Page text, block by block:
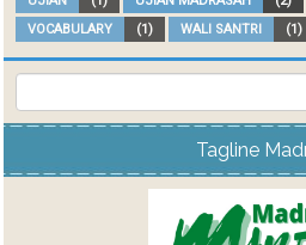
VOCABULARY
(1) WALI SANTRI (1)
Tagline